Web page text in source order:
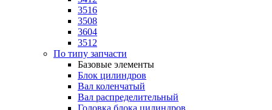
3516
3508
3604
3512
По типу запчасти
Базовые элементы
Блок цилиндров
Вал коленчатый
Вал распределительный
Головка блока цилиндров